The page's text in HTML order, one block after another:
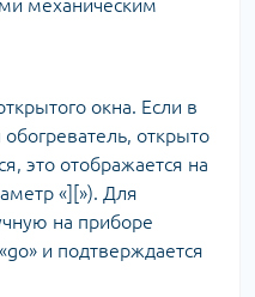
механическим
окна. Если в
открыто
это отображается на
«][»). Для
на приборе
и подтверждается